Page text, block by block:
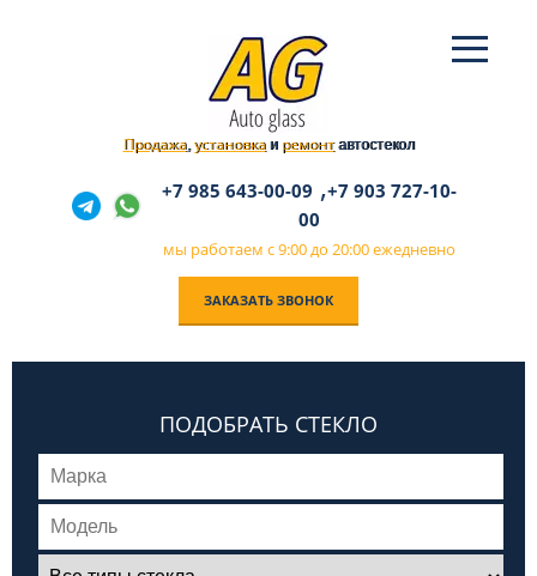
Продажа,установкаи ремонтавтостекол
+7 985 643-00-09 ,+7 903 727-10-
00
мы работаем с 9:00 до 20:00 ежедневно
ЗАКАЗАТЬ ЗВОНОК
ПОДОБРАТЬ СТЕКЛО